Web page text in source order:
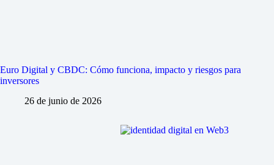
Euro Digital y CBDC: Cómo funciona, impacto y riesgos para
inversores
26 de junio de 2026